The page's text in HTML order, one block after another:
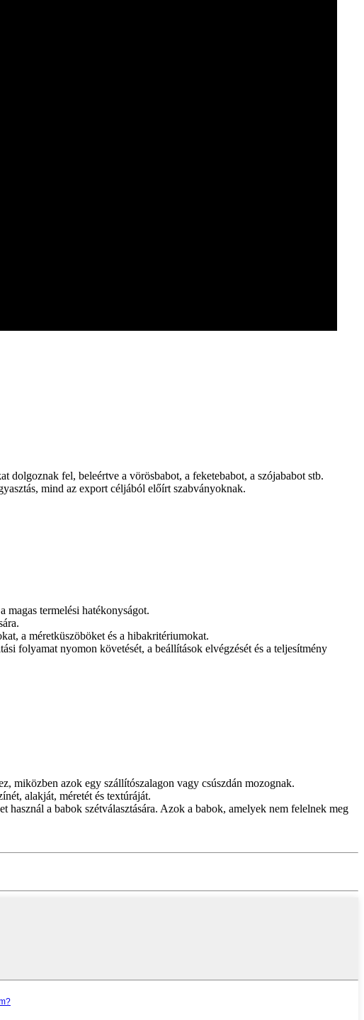
fel, beleértve a vörösbabot, a feketebabot, a szójababot stb.
mind az export céljából előírt szabványoknak.
termelési hatékonyságot.
a méretküszöböket és a hibakritériumokat.
folyamat nyomon követését, a beállítások elvégzését és a teljesítmény
miközben azok egy szállítószalagon vagy csúszdán mozognak.
alakját, méretét és textúráját.
a babok szétválasztására. Azok a babok, amelyek nem felelnek meg